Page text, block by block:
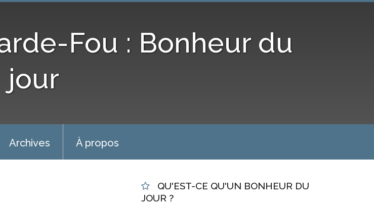
Fou : Bonheur du
jour
Archives À propos
QU'EST-CE QU'UN BONHEUR DU
JOUR ?